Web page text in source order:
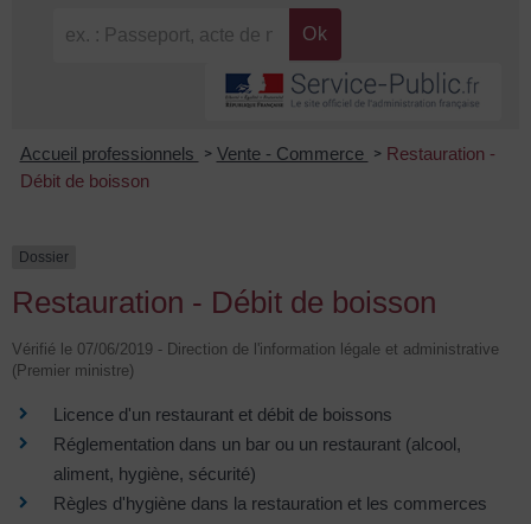
Accueil professionnels > Vente - Commerce > Restauration -
Débit de boisson
Dossier
Restauration - Débit de boisson
Vérifié le 07/06/2019 - Direction de l'information légale et administrative
(Premier ministre)
Licence d'un restaurant et débit de boissons
Réglementation dans un bar ou un restaurant (alcool,
aliment, hygiène, sécurité)
Règles d'hygiène dans la restauration et les commerces